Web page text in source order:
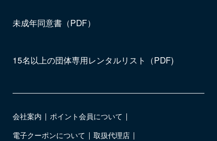
未成年同意書（PDF）
15名以上の団体専用レンタルリスト（PDF)
会社案内
ポイント会員について
電子クーポンについて
取扱代理店